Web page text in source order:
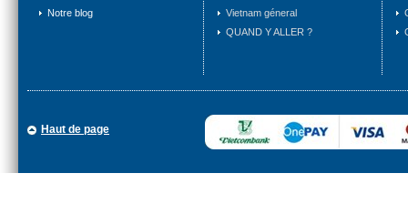
Notre blog
Vietnam géneral
QUAND Y ALLER ?
Haut de page